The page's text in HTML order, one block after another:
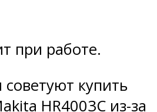
при работе.
купить
HR4003C из-за